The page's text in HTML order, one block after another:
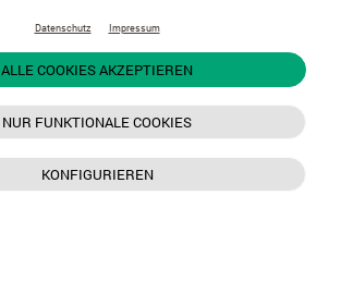
Datenschutz Impressum
ALLE COOKIES AKZEPTIEREN
NUR FUNKTIONALE COOKIES
KONFIGURIEREN